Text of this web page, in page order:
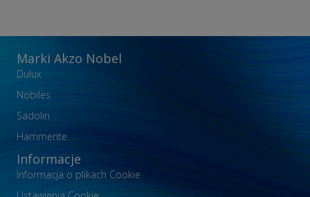
Marki Akzo Nobel
Dulux
Nobiles
Sadolin
Hammerite
Informacje
Informacja o plikach Cookie